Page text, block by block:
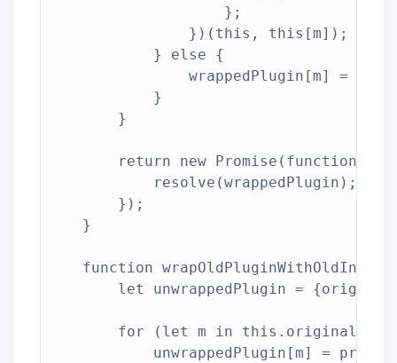
                    };
                })(this, this[m]);
            } else {
wrappedPlugin[m] =
            }
        }
return new Promise(function
            resolve(wrappedPlugin);
        });
    }
function
let unwrappedPlugin =
for (let m in
unwrappedPlugin[m] =